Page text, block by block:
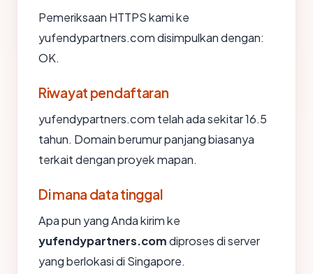
Pemeriksaan HTTPS kami ke
yufendypartners.com disimpulkan dengan:
OK.
Riwayat pendaftaran
yufendypartners.com telah ada sekitar 16.5
tahun. Domain berumur panjang biasanya
terkait dengan proyek mapan.
Di mana data tinggal
Apa pun yang Anda kirim ke
yufendypartners.comdiproses di server
yang berlokasi di Singapore.